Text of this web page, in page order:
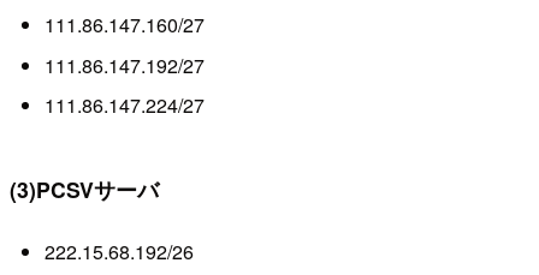
111.86.147.160/27
111.86.147.192/27
111.86.147.224/27
(3)PCSVサーバ
222.15.68.192/26